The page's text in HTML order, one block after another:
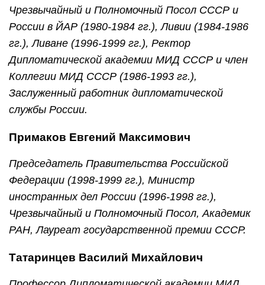
Чрезвычайный и Полномочный Посол СССР и
России в ЙАР (1980-1984 гг.), Ливии (1984-1986
гг.), Ливане (1996-1999 гг.), Ректор
Дипломатической академии МИД СССР и член
Коллегии МИД СССР (1986-1993 гг.),
Заслуженный работник дипломатической
службы России.
Примаков Евгений Максимович
Председатель Правительства Российской
Федерации (1998-1999 гг.), Министр
иностранных дел России (1996-1998 гг.),
Чрезвычайный и Полномочный Посол, Академик
РАН, Лауреат государственной премии СССР.
Татаринцев Василий Михайлович